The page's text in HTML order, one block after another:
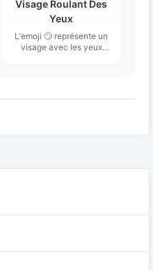
Visage Roulant Des
Yeux
L'emoji 🙄 représente un
visage avec les yeux